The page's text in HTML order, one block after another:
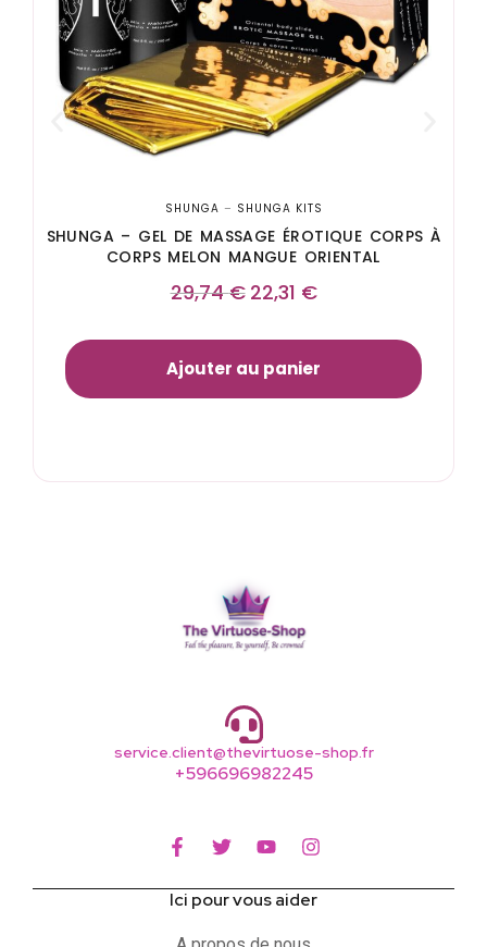
SHUNGA – SHUNGA KITS
SHUNGA – GEL DE MASSAGE ÉROTIQUE CORPS À
CORPS MELON MANGUE ORIENTAL
29,74€ 22,31 €
Ajouter au panier
service.client@thevirtuose-shop.fr
+596696982245
Ici pour vous aider